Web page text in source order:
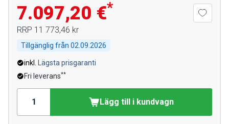
7.097,20 €*
RRP 11 773,46 kr
Tillgänglig från 02.09.2026
inkl.
Lägsta prisgaranti
Fri leverans**
Lägg till i kundvagn